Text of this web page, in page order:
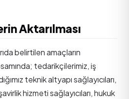
Aktarılması
belirtilen amaçların
tedarikçilerimiz, iş
teknik altyapı sağlayıcıları,
hizmeti sağlayıcıları, hukuk